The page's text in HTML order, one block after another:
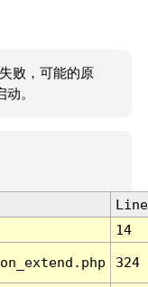
败，可能的原
。
Line
14
324